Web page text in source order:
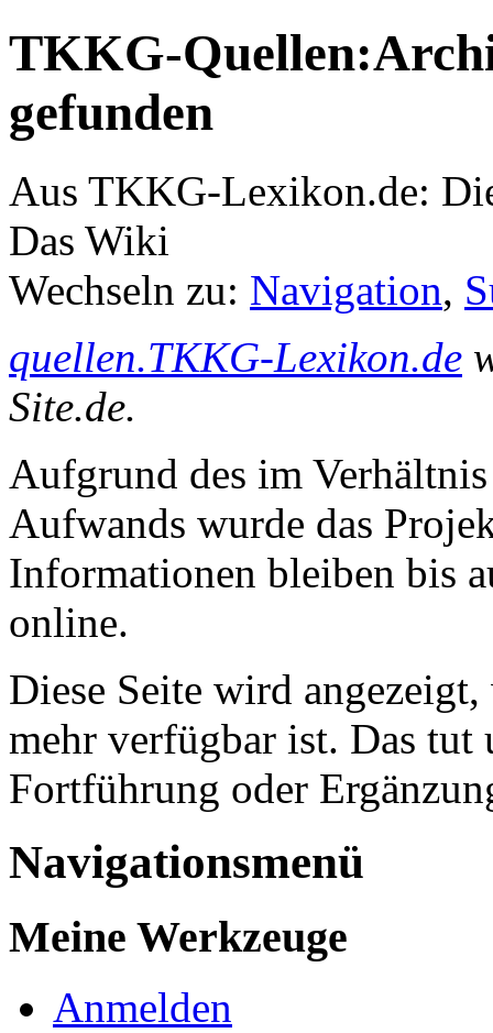
TKKG-
gefunden
Aus TKKG-Lexikon.de:
Das Wiki
Wechseln zu: Navigation,
quellen.TKKG-Lexikon.de
Site.de.
Aufgrund des im
Aufwands wurde das
Informationen bleiben bis
online.
Diese Seite wird
mehr verfügbar ist. Das tut
Fortführung oder
Navigationsmenü
Meine Werkzeuge
Anmelden